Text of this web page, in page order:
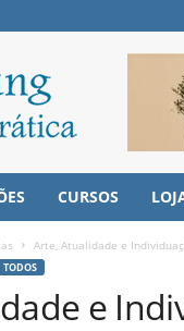
CURSOS
Arte, Atualidade e
TODOS
e